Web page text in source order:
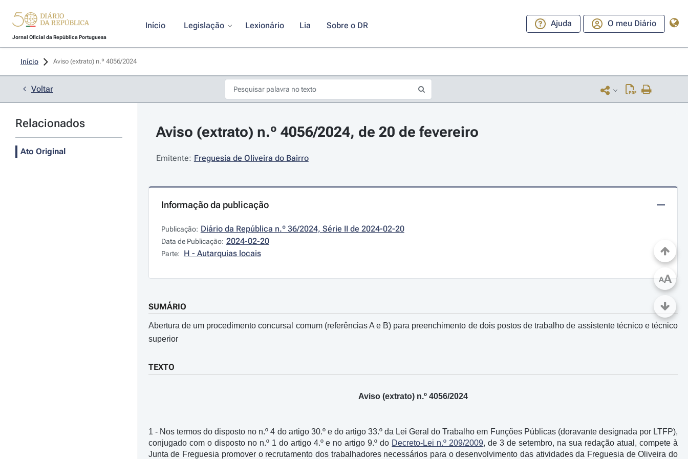
Jornal Oficial da República Portuguesa
Início Legislação Lexionário Lia Sobre o DR Ajuda O meu Diário
Início Aviso (extrato) n.º 4056/2024
Voltar
Relacionados
Ato Original
Aviso (extrato) n.º 4056/2024, de 20 de fevereiro
Emitente: Freguesia de Oliveira do Bairro
Informação da publicação
Publicação: Diário da República n.º 36/2024, Série II de 2024-02-20
Data de Publicação: 2024-02-20
Parte: H - Autarquias locais
SUMÁRIO
Abertura de um procedimento concursal comum (referências A e B) para preenchimento de dois postos de trabalho de assistente técnico e técnico
superior
TEXTO
Aviso (extrato) n.º 4056/2024
1 - Nos termos do disposto no n.º 4 do artigo 30.º e do artigo 33.º da Lei Geral do Trabalho em Funções Públicas (doravante designada por LTFP),
conjugado com o disposto no n.º 1 do artigo 4.º e no artigo 9.º do Decreto-Lei n.º 209/2009, de 3 de setembro, na sua redação atual, compete à
Junta de Freguesia promover o recrutamento dos trabalhadores necessários para o desenvolvimento das atividades da Freguesia de Oliveira do
AA